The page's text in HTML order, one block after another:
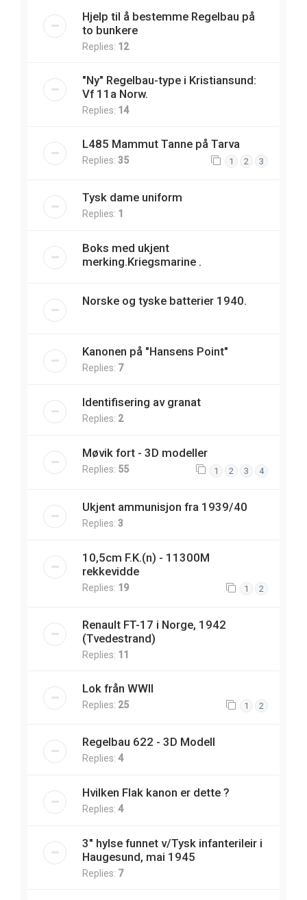
Hjelp til å bestemme Regelbau på
to bunkere
Replies: 12
"Ny" Regelbau-type i Kristiansund:
Vf 11a Norw.
Replies: 14
L485 Mammut Tanne på Tarva
Replies: 35 1 2 3
Tysk dame uniform
Replies: 1
Boks med ukjent
merking.Kriegsmarine .
Norske og tyske batterier 1940.
Kanonen på "Hansens Point"
Replies: 7
Identifisering av granat
Replies: 2
Møvik fort - 3D modeller
Replies: 55 1 2 3 4
Ukjent ammunisjon fra 1939/40
Replies: 3
10,5cm F.K.(n) - 11300M
rekkevidde
Replies: 19 1 2
Renault FT-17 i Norge, 1942
(Tvedestrand)
Replies: 11
Lok från WWII
Replies: 25 1 2
Regelbau 622 - 3D Modell
Replies: 4
Hvilken Flak kanon er dette ?
Replies: 4
3" hylse funnet v/Tysk infanterileir i
Haugesund, mai 1945
Replies: 7